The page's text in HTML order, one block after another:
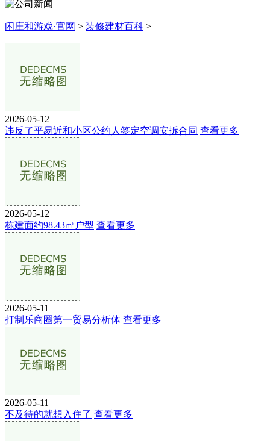
闲庄和游戏·官网 > 装修建材百科 >
2026-05-12
违反了平易近和小区公约人签定空调安拆合同 查看更多
2026-05-12
栋建面约98.43㎡户型 查看更多
2026-05-11
打制乐商圈第一贸易分析体 查看更多
2026-05-11
不及待的就想入住了 查看更多